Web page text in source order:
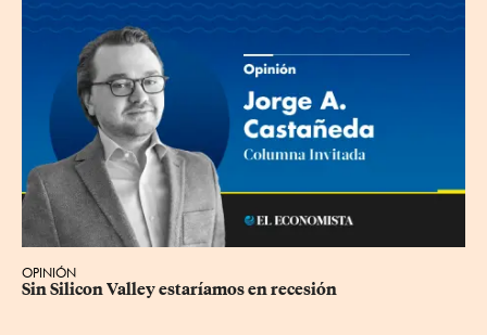
OPINIÓN
Sin Silicon Valley estaríamos en recesión